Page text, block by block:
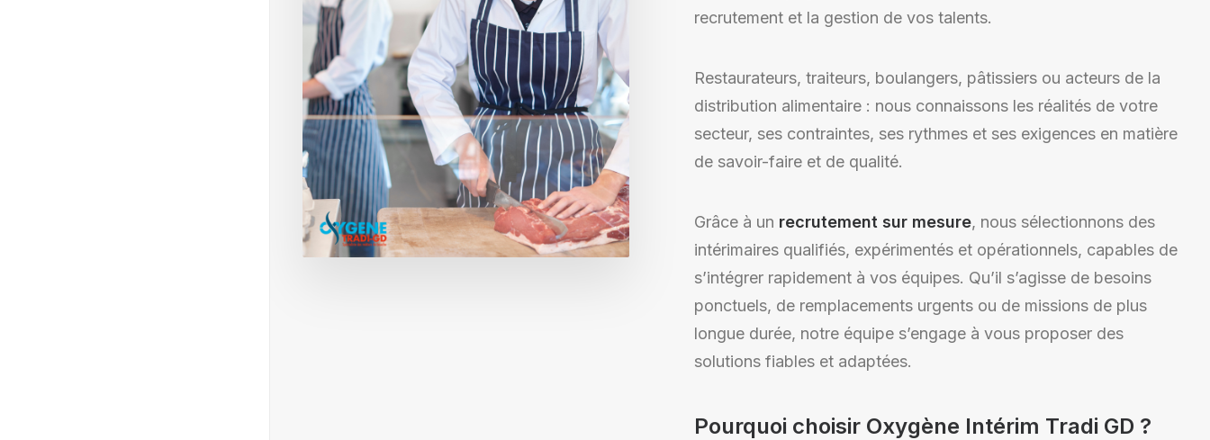
recrutement et la gestion de vos talents.
Restaurateurs, traiteurs, boulangers, pâtissiers ou acteurs de la
distribution alimentaire : nous connaissons les réalités de votre
secteur, ses contraintes, ses rythmes et ses exigences en matière
de savoir-faire et de qualité.
Grâce à un recrutement sur mesure, nous sélectionnons des
intérimaires qualifiés, expérimentés et opérationnels, capables de
s’intégrer rapidement à vos équipes. Qu’il s’agisse de besoins
ponctuels, de remplacements urgents ou de missions de plus
longue durée, notre équipe s’engage à vous proposer des
solutions fiables et adaptées.
Pourquoi choisir Oxygène Intérim Tradi GD ?